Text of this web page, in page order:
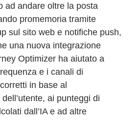
ad andare oltre la posta
promemoria tramite
sul sito web e notifiche push,
una nuova integrazione
Optimizer ha aiutato a
e i canali di
in base al
ai punteggi di
dall’IA e ad altre